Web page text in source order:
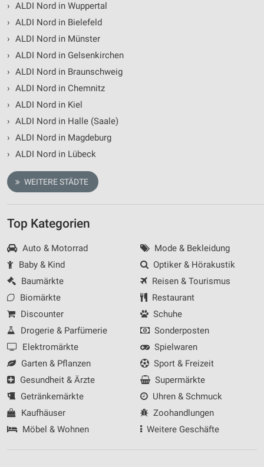
› ALDI Nord in Wuppertal
› ALDI Nord in Bielefeld
› ALDI Nord in Münster
› ALDI Nord in Gelsenkirchen
› ALDI Nord in Braunschweig
› ALDI Nord in Chemnitz
› ALDI Nord in Kiel
› ALDI Nord in Halle (Saale)
› ALDI Nord in Magdeburg
› ALDI Nord in Lübeck
WEITERE STÄDTE
Top Kategorien
Auto & Motorrad
Baby & Kind
Baumärkte
Biomärkte
Discounter
Drogerie & Parfümerie
Elektromärkte
Garten & Pflanzen
Gesundheit & Ärzte
Getränkemärkte
Kaufhäuser
Möbel & Wohnen
Mode & Bekleidung
Optiker & Hörakustik
Reisen & Tourismus
Restaurant
Schuhe
Sonderposten
Spielwaren
Sport & Freizeit
Supermärkte
Uhren & Schmuck
Zoohandlungen
Weitere Geschäfte